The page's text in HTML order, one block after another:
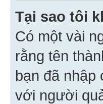
Tại sao tôi
Có một vài
rằng tên
bạn đã nhập
với người